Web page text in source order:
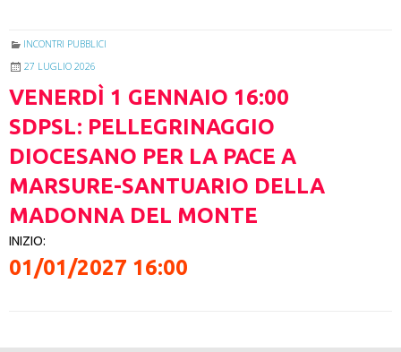
INCONTRI PUBBLICI
27 LUGLIO 2026
VENERDÌ 1 GENNAIO 16:00
SDPSL: PELLEGRINAGGIO
DIOCESANO PER LA PACE A
MARSURE-SANTUARIO DELLA
MADONNA DEL MONTE
INIZIO:
01/01/2027 16:00